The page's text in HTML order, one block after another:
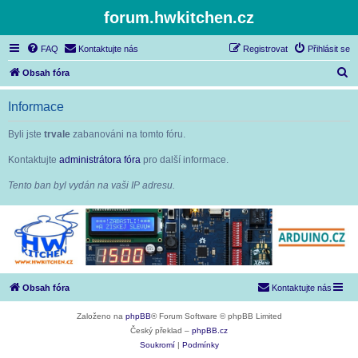
forum.hwkitchen.cz
FAQ Kontaktujte nás Přihlásit se
Registrovat
Obsah fóra
l
Informace
Byli jste trvale zabanováni na tomto fóru.
Kontaktujte administrátora fóra pro další informace.
Tento ban byl vydán na vaši IP adresu.
Obsah fóra Kontaktujte nás
Založeno na phpBB® Forum Software © phpBB Limited
Český překlad – phpBB.cz
Soukromí
Podmínky